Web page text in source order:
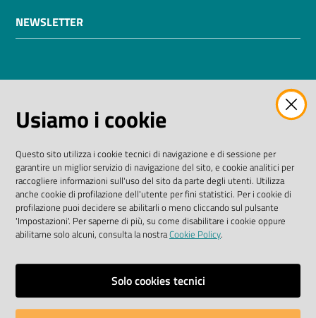
NEWSLETTER
I dati personali pubblicati sono riutilizzabili solo alle
2003/98/CE e dal D. Lgs. n. 36/2006
SEGUICI SU
Facebook Biblioteche
Instagram
TwitterYouTube
Scarica le app
Usiamo i cookie
Questo sito utilizza i cookie tecnici di navigazione e di sessione per
garantire un miglior servizio di navigazione del sito, e cookie analitici per
raccogliere informazioni sull'uso del sito da parte degli utenti. Utilizza
anche cookie di profilazione dell'utente per fini statistici. Per i cookie di
profilazione puoi decidere se abilitarli o meno cliccando sul pulsante
'Impostazioni'. Per saperne di più, su come disabilitare i cookie oppure
abilitarne solo alcuni, consulta la nostraCookie Policy.
Solo cookies tecnici